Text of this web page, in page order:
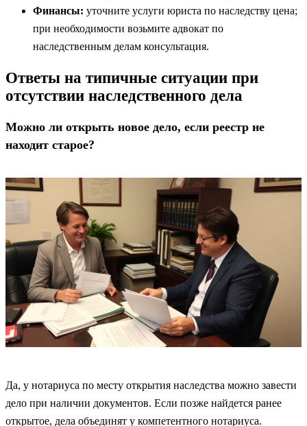
Финансы: уточните услуги юриста по наследству цена;
при необходимости возьмите адвокат по
наследственным делам консультация.
Ответы на типичные ситуации при
отсутствии наследственного дела
Можно ли открыть новое дело, если реестр не
находит старое?
Да, у нотариуса по месту открытия наследства можно завести
дело при наличии документов. Если позже найдется ранее
открытое, дела объединят у компетентного нотариуса.